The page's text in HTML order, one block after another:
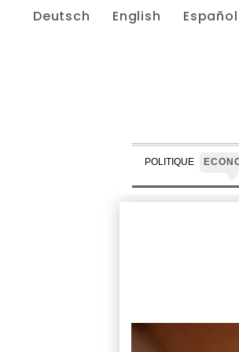
Deutsch English Español
POLITIQUE